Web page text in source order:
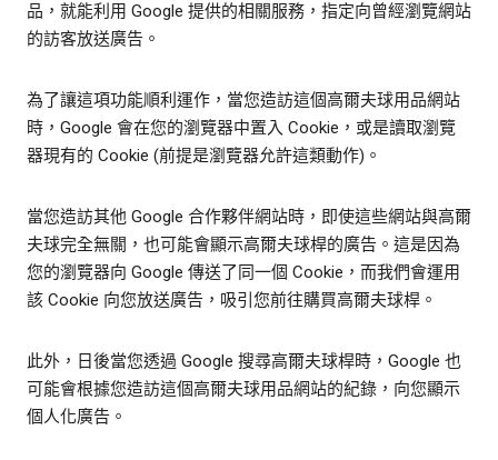
品，就能利用 Google 提供的相關服務，指定向曾經瀏覽網站
的訪客放送廣告。
為了讓這項功能順利運作，當您造訪這個高爾夫球用品網站
時，Google 會在您的瀏覽器中置入 Cookie，或是讀取瀏覽
器現有的 Cookie (前提是瀏覽器允許這類動作)。
當您造訪其他 Google 合作夥伴網站時，即使這些網站與高爾
夫球完全無關，也可能會顯示高爾夫球桿的廣告。這是因為
您的瀏覽器向 Google 傳送了同一個 Cookie，而我們會運用
該 Cookie 向您放送廣告，吸引您前往購買高爾夫球桿。
此外，日後當您透過 Google 搜尋高爾夫球桿時，Google 也
可能會根據您造訪這個高爾夫球用品網站的紀錄，向您顯示
個人化廣告。